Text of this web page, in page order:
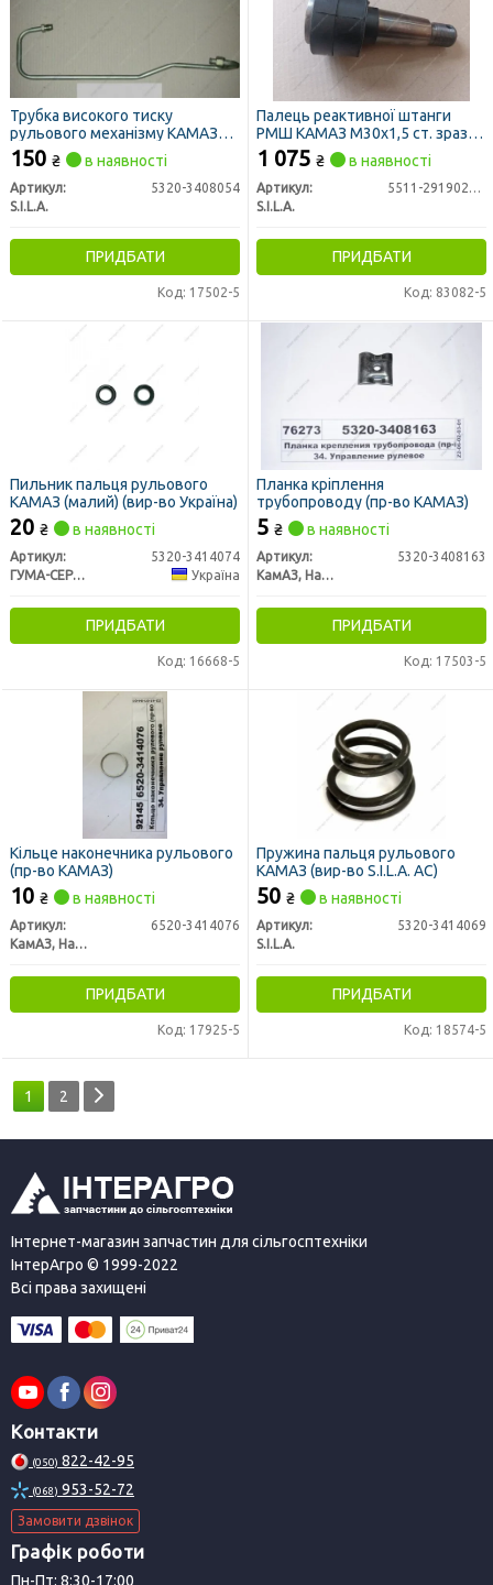
Трубка високого тиску
рульового механізму КАМАЗ
(СТМ S.I.L.A.)
150 ₴ в наявності
Артикул:
5320-3408054
S.I.L.A.
ПРИДБАТИ
Код: 17502-5
Палець реактивної штанги
РМШ КАМАЗ М30х1,5 ст. зразка
(вир-во S.I.L.A. AC)
1 075 ₴ в наявності
Артикул:
5511-2919026-15
S.I.L.A.
ПРИДБАТИ
Код: 83082-5
Пильник пальця рульового
КАМАЗ (малий) (вир-во Україна)
20 ₴ в наявності
Артикул:
5320-3414074
ГУМА-СЕРВІС УКРАЇНА
Україна
ПРИДБАТИ
Код: 16668-5
Планка кріплення
трубопроводу (пр-во КАМАЗ)
5 ₴ в наявності
Артикул:
5320-3408163
КамАЗ, Набережные Челны
ПРИДБАТИ
Код: 17503-5
Кільце наконечника рульового
(пр-во КАМАЗ)
10 ₴ в наявності
Артикул:
6520-3414076
КамАЗ, Набережные Челны
ПРИДБАТИ
Код: 17925-5
Пружина пальця рульового
КАМАЗ (вир-во S.I.L.A. AC)
50 ₴ в наявності
Артикул:
5320-3414069
S.I.L.A.
ПРИДБАТИ
Код: 18574-5
1 2
Інтернет-магазин запчастин для сільгосптехніки
ІнтерАгро © 1999-2022
Всі права захищені
Контакти
(050) 822-42-95
(068) 953-52-72
Замовити дзвінок
Графік роботи
Пн-Пт: 8:30-17:00